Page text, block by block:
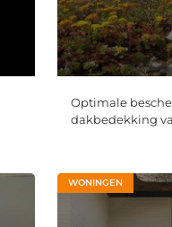
Optimale
dakbedekking
WONINGEN